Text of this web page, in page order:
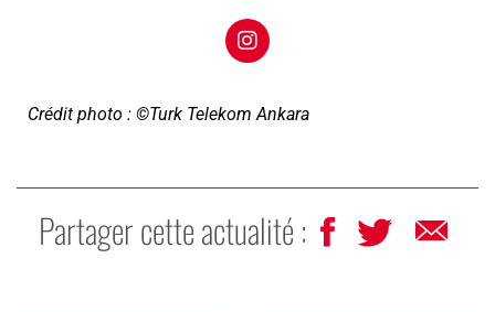
Crédit photo : ©Turk Telekom Ankara
Partager cette actualité :